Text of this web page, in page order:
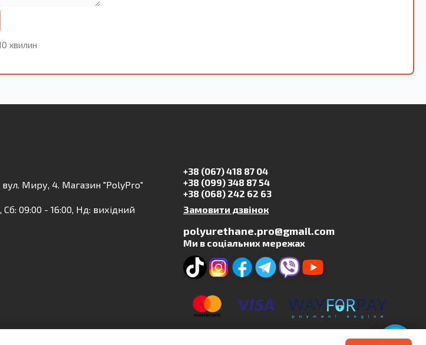
хвилин
вул. Миру, 4. Магазин "PolyPro"
09:00 - 16:00, Нд: вихідний
+38 (067) 418 87 04
+38 (099) 348 87 54
+38 (068) 242 62 63
Замовити дзвінок
polyurethane.pro@gmail.com
Ми в соціальних мережах